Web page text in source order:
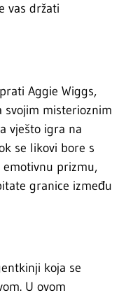
vas držati
Aggie Wiggs,
svojim misterioznim
vješto igra na
se likovi bore s
prizmu,
granice između
koja se
U ovom